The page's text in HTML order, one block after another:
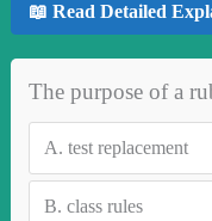
📖 Read Detailed
The purpose of a
A. test replacement
B. class rules